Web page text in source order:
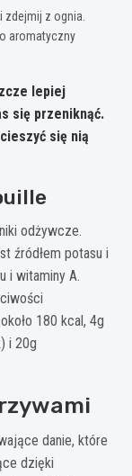
zdejmij z ognia.
aromatyczny
lepiej
się przeniknąć.
się nią
odżywcze.
źródłem potasu i
i witaminy A.
180 kcal, 4g
i 20g
danie, które
dzięki